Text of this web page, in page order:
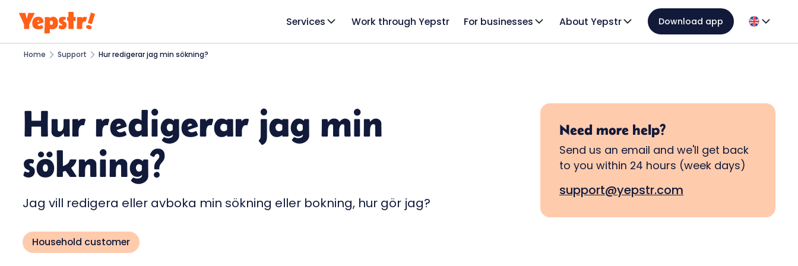
Services Work through Yepstr For businesses About Yepstr Download app
Home Support Hur redigerar jag min sökning?
Hur redigerar jag min
sökning?
Jag vill redigera eller avboka min sökning eller bokning, hur gör jag?
Household customer
Need more help?
Send us an email and we'll get back
to you within 24 hours (week days)
support@yepstr.com